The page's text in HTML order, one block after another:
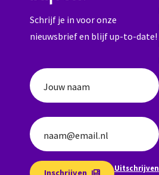
Schrijf je in voor onze
nieuwsbrief en blijf up-to-date!
Jouw naam
naam@email.nl
Inschrijven Uitschrijven